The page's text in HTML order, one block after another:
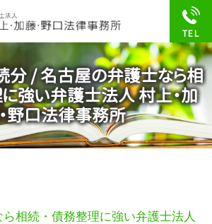
分 / 名古屋の弁護士なら相
強い弁護士法人 村上・加
野口法律事務所
相続・債務整理に強い弁護士法人